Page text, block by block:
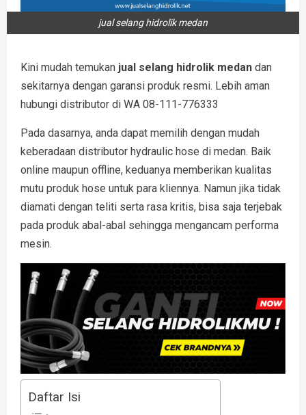
jual selang hidrolik medan
Kini mudah temukan jual selang hidrolik medan dan
sekitarnya dengan garansi produk resmi. Lebih aman
hubungi distributor di WA 08-111-776333
Pada dasarnya, anda dapat memilih dengan mudah
keberadaan distributor hydraulic hose di medan. Baik
online maupun offline, keduanya memberikan kualitas
mutu produk hose untuk para kliennya. Namun jika tidak
diamati dengan teliti serta rasa kritis, bisa saja terjebak
pada produk abal-abal sehingga mengancam performa
mesin.
Daftar Isi